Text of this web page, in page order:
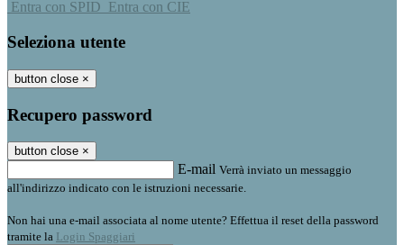
Entra con SPID Entra con CIE
Seleziona utente
button close ×
Recupero password
button close ×
E-mail Verrà inviato un messaggio
all'indirizzo indicato con le istruzioni necessarie.
Non hai una e-mail associata al nome utente? Effettua il reset della password
tramite la Login Spaggiari